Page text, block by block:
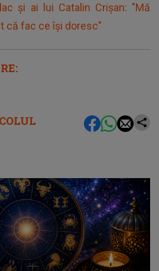
și ai lui Catalin Crișan: "Mă
că fac ce își doresc"